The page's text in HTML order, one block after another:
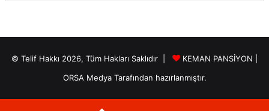
© Telif Hakkı 2026, Tüm Hakları Saklıdır | KEMAN PANSİYON
ORSA MedyaTarafından hazırlanmıştır.